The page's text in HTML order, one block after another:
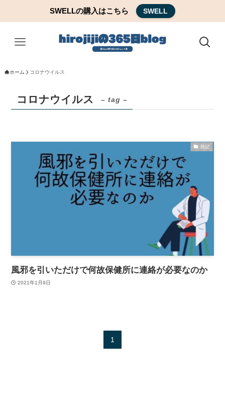
SWELLの購入はこちら SWELL
ホーム コロナウイルス
コロナウイルス – tag –
雑記
風邪を引いただけで何故保健所に連絡が必要なのか
2021年1月9日
1